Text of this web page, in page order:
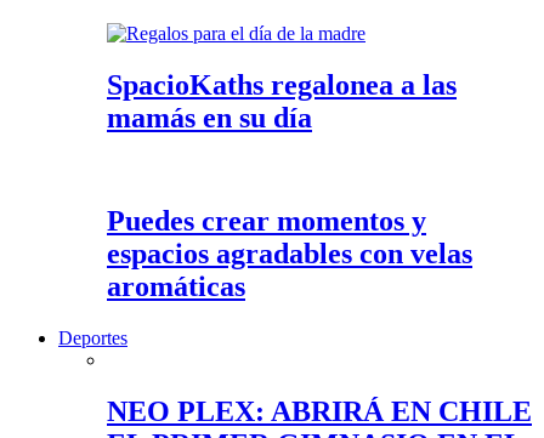
SpacioKaths regalonea a las
mamás en su día
Puedes crear momentos y
espacios agradables con velas
aromáticas
Deportes
NEO PLEX: ABRIRÁ EN CHILE